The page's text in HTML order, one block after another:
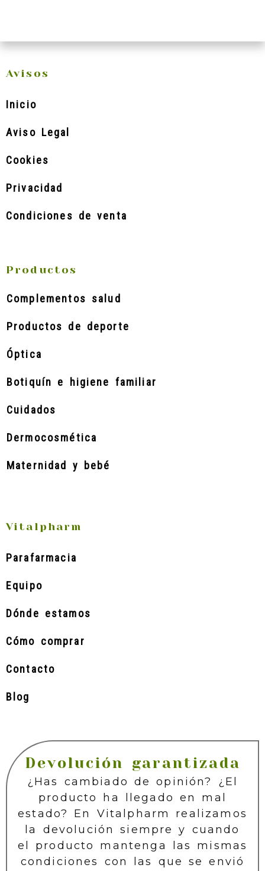
Avisos
Inicio
Aviso Legal
Cookies
Privacidad
Condiciones de venta
Productos
Complementos salud
Productos de deporte
Óptica
Botiquín e higiene familiar
Cuidados
Dermocosmética
Maternidad y bebé
Vitalpharm
Parafarmacia
Equipo
Dónde estamos
Cómo comprar
Contacto
Blog
Devolución garantizada
¿Has cambiado de opinión? ¿El
producto ha llegado en mal
estado? En Vitalpharm realizamos
la devolución siempre y cuando
el producto mantenga las mismas
condiciones con las que se envió